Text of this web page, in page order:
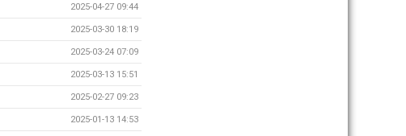
2025-04-27 09:44
2025-03-30 18:19
2025-03-24 07:09
2025-03-13 15:51
2025-02-27 09:23
2025-01-13 14:53